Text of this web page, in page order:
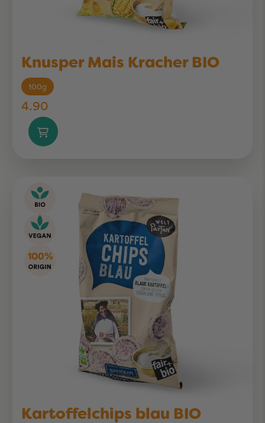
Knusper Mais Kracher BIO
100g
4.90
Kartoffelchips blau BIO